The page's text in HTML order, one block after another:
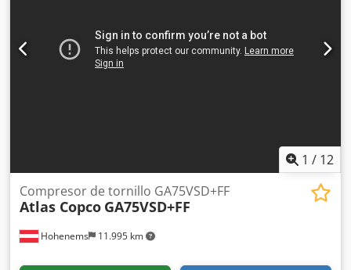
1 / 12
Hohenems 11.995 km
Compresor de tornillo GA75VSD+FF
Atlas Copco GA75VSD+FF